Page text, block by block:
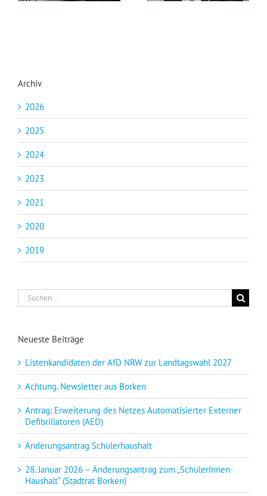
Archiv
2026
2025
2024
2023
2021
2020
2019
Suche
nach:
Neueste Beiträge
Listenkandidaten der AfD NRW zur Landtagswahl 2027
Achtung. Newsletter aus Borken
Antrag: Erweiterung des Netzes Automatisierter Externer
Defibrillatoren (AED)
Änderungsantrag Schülerhaushalt
28. Januar 2026 – Änderungsantrag zum „SchülerInnen-
Haushalt“ (Stadtrat Borken)